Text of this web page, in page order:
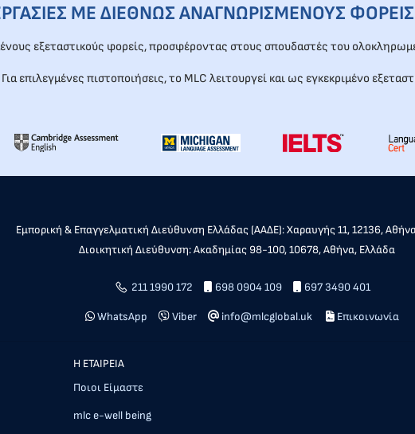
ΜΕ ΔΙΕΘΝΩΣ ΑΝΑΓΝΩΡΙΣΜΕΝΟΥΣ
εξεταστικούς φορείς, προσφέροντας στους σπουδαστές του
Για επιλεγμένες πιστοποιήσεις, το MLC λειτουργεί και ως εγκεκριμένο
Εμπορική & Επαγγελματική Διεύθυνση Ελλάδας (ΑΑΔΕ): Χαραυγής 11, 12136,
Διοικητική Διεύθυνση: Ακαδημίας 98-100, 10678, Αθήνα, Ελλάδα
211 1990 172 698 0904 109 697 3490 401
WhatsApp Viber info@mlcglobal.uk Επικοινωνία
Η ΕΤΑΙΡΕΙΑ
Ποιοι Είμαστε
mlc e-well being